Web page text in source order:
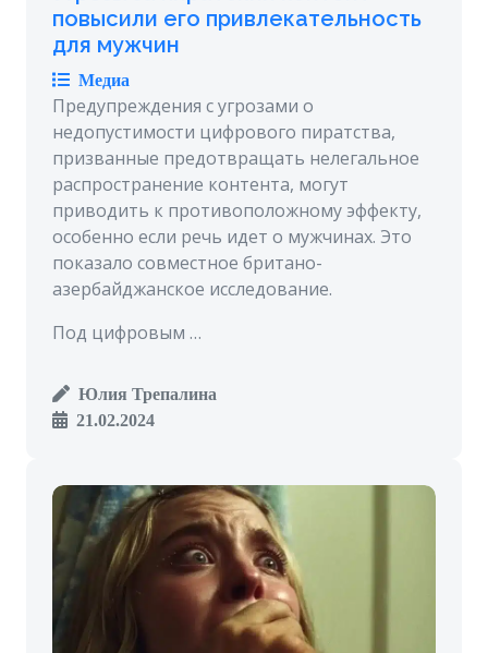
повысили его привлекательность
для мужчин
Медиа
Предупреждения с угрозами о
недопустимости цифрового пиратства,
призванные предотвращать нелегальное
распространение контента, могут
приводить к противоположному эффекту,
особенно если речь идет о мужчинах. Это
показало совместное британо-
азербайджанское исследование.
Под цифровым …
Юлия Трепалина
21.02.2024